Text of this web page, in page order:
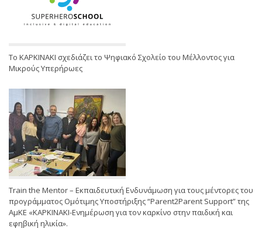
Το ΚΑΡΚΙΝΑΚΙ σχεδιάζει το Ψηφιακό Σχολείο του Μέλλοντος για
Μικρούς Υπερήρωες
Train the Mentor – Εκπαιδευτική Ενδυνάμωση για τους μέντορες του
προγράμματος Ομότιμης Υποστήριξης “Parent2Parent Support” της
ΑμΚΕ «ΚΑΡΚΙΝΑΚΙ-Ενημέρωση για τον καρκίνο στην παιδική και
εφηβική ηλικία».